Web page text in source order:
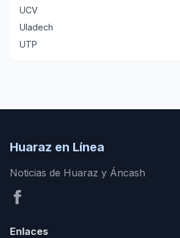
UCV
Uladech
UTP
Huaraz en Línea
Noticias de Huaraz y Áncash
Enlaces